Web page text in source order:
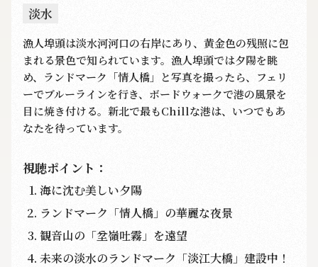
淡水
漁人埠頭は淡水河河口の右岸にあり、黄金色の残照に包
まれる景色で知られています。漁人埠頭では夕陽を眺
め、ランドマーク「情人橋」と写真を撮ったら、フェリ
ーでブルーラインを行き、ボードウォークで港の風景を
目に焼き付ける。新北で最もChillな港は、いつでもあ
なたを待っています。
視聴ポイント：
海に沈む美しい夕陽
ランドマーク「情人橋」の華麗な夜景
観音山の「坌嶺吐霧」を遠望
未来の淡水のランドマーク「淡江大橋」建設中！